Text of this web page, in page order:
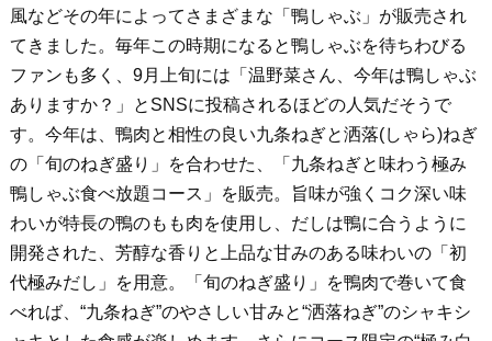
風などその年によってさまざまな「鴨しゃぶ」が販売され
てきました。毎年この時期になると鴨しゃぶを待ちわびる
ファンも多く、9月上旬には「温野菜さん、今年は鴨しゃぶ
ありますか？」とSNSに投稿されるほどの人気だそうで
す。今年は、鴨肉と相性の良い九条ねぎと洒落(しゃら)ねぎ
の「旬のねぎ盛り」を合わせた、「九条ねぎと味わう極み
鴨しゃぶ食べ放題コース」を販売。旨味が強くコク深い味
わいが特長の鴨のもも肉を使用し、だしは鴨に合うように
開発された、芳醇な香りと上品な甘みのある味わいの「初
代極みだし」を用意。「旬のねぎ盛り」を鴨肉で巻いて食
べれば、“九条ねぎ”のやさしい甘みと“洒落ねぎ”のシャキシ